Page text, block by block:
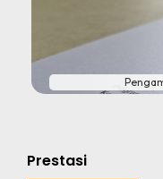
Prestasi